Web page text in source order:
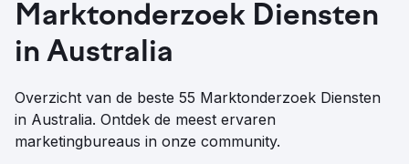
Marktonderzoek Diensten
in Australia
Overzicht van de beste 55 Marktonderzoek Diensten
in Australia. Ontdek de meest ervaren
marketingbureaus in onze community.